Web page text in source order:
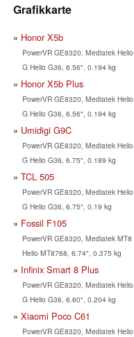
Grafikkarte
Honor X5b
PowerVR GE8320, Mediatek Helio
G Helio G36, 6.56", 0.194 kg
Honor X5b Plus
PowerVR GE8320, Mediatek Helio
G Helio G36, 6.56", 0.194 kg
Umidigi G9C
PowerVR GE8320, Mediatek Helio
G Helio G36, 6.75", 0.189 kg
TCL 505
PowerVR GE8320, Mediatek Helio
G Helio G36, 6.75", 0.19 kg
Fossil F105
PowerVR GE8320, Mediatek MT8
Helio MT8768, 6.74", 0.375 kg
Infinix Smart 8 Plus
PowerVR GE8320, Mediatek Helio
G Helio G36, 6.60", 0.204 kg
Xiaomi Poco C61
PowerVR GE8320, Mediatek Helio